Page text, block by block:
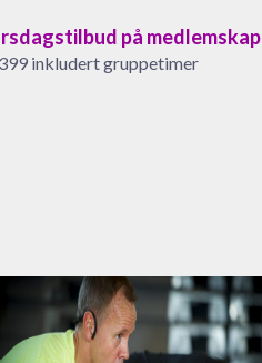
på medlemskap
inkludert gruppetimer